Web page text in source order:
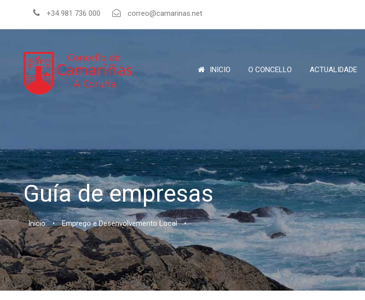
+34 981 736 000 correo@camarinas.net
INICIO O CONCELLO ACTUALIDADE
Guía de empresas
Inicio • Emprego e Desenvolvemento Local •